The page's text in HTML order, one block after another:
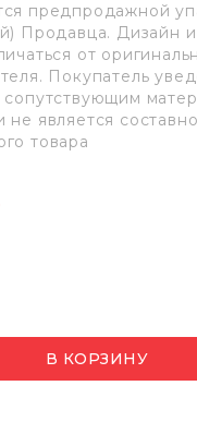
предпродажной
Продавца. Дизайн
от
Покупатель
сопутствующим
не является
товара
В КОРЗИНУ